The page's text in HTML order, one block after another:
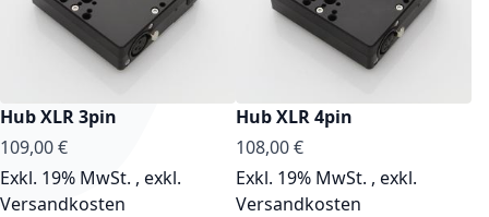
Hub XLR 3pin
109,00 €
Exkl. 19% MwSt. , exkl.
Versandkosten
Hub XLR 4pin
108,00 €
Exkl. 19% MwSt. , exkl.
Versandkosten